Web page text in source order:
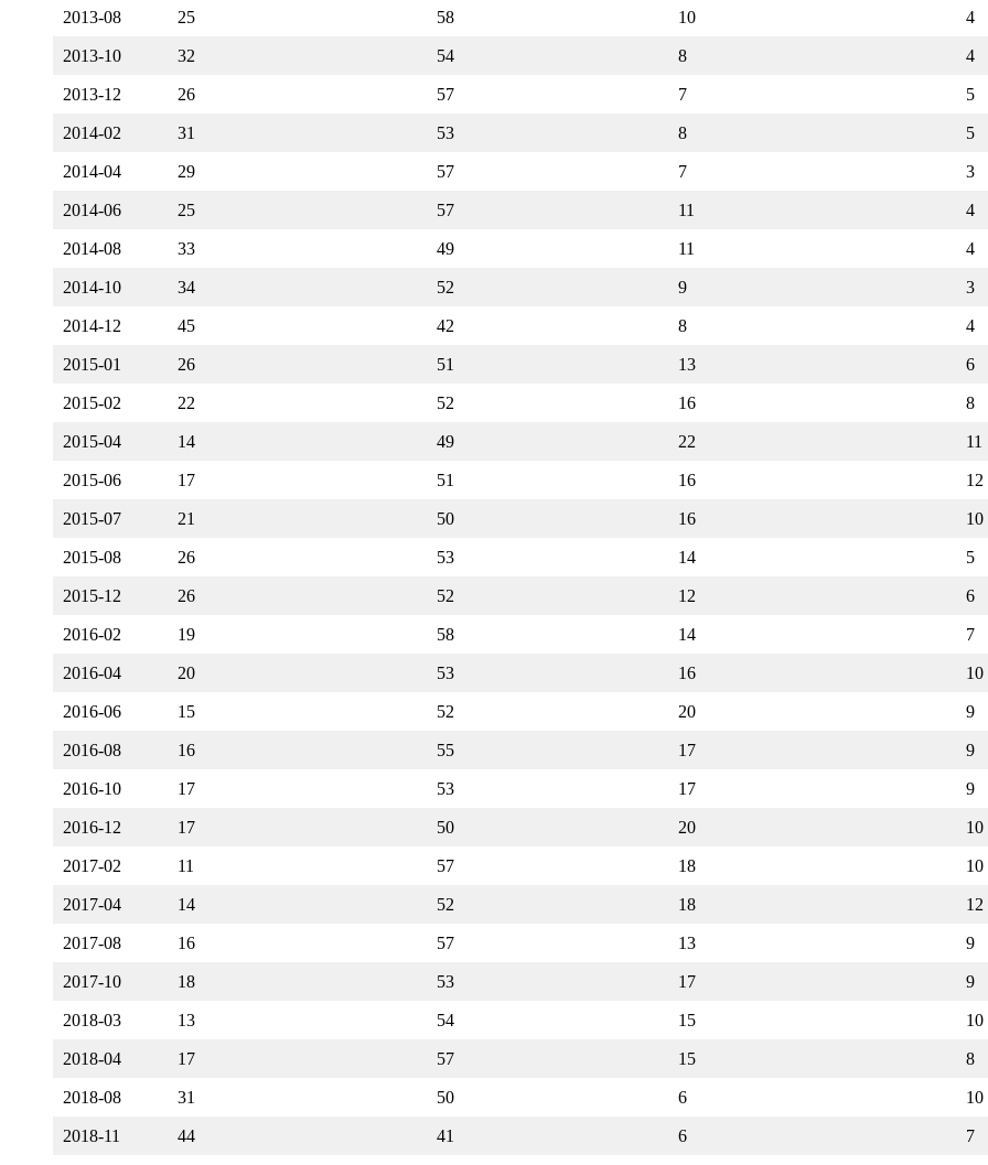
2013-08 25 58 10 4
2013-10 32 54 8 4
2013-12 26 57 7 5
2014-02 31 53 8 5
2014-04 29 57 7 3
2014-06 25 57 11 4
2014-08 33 49 11 4
2014-10 34 52 9 3
2014-12 45 42 8 4
2015-01 26 51 13 6
2015-02 22 52 16 8
2015-04 14 49 22 11
2015-06 17 51 16 12
2015-07 21 50 16 10
2015-08 26 53 14 5
2015-12 26 52 12 6
2016-02 19 58 14 7
2016-04 20 53 16 10
2016-06 15 52 20 9
2016-08 16 55 17 9
2016-10 17 53 17 9
2016-12 17 50 20 10
2017-02 11 57 18 10
2017-04 14 52 18 12
2017-08 16 57 13 9
2017-10 18 53 17 9
2018-03 13 54 15 10
2018-04 17 57 15 8
2018-08 31 50 6 10
2018-11 44 41 6 7